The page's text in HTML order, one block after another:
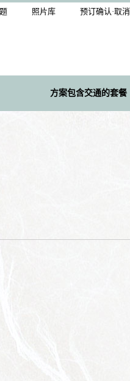
照片库 预订确认·取消
方案包含交通的套餐